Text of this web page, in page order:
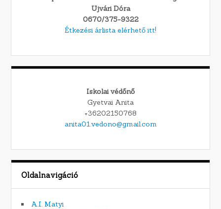
Ujvári Dóra
0670/375-9322
Étkezési árlista elérhető itt!
Iskolai védőnő
Gyetvai Anita
+36202150768
anita01.vedono@gmail.com
Oldalnavigáció
A.I. Matyi